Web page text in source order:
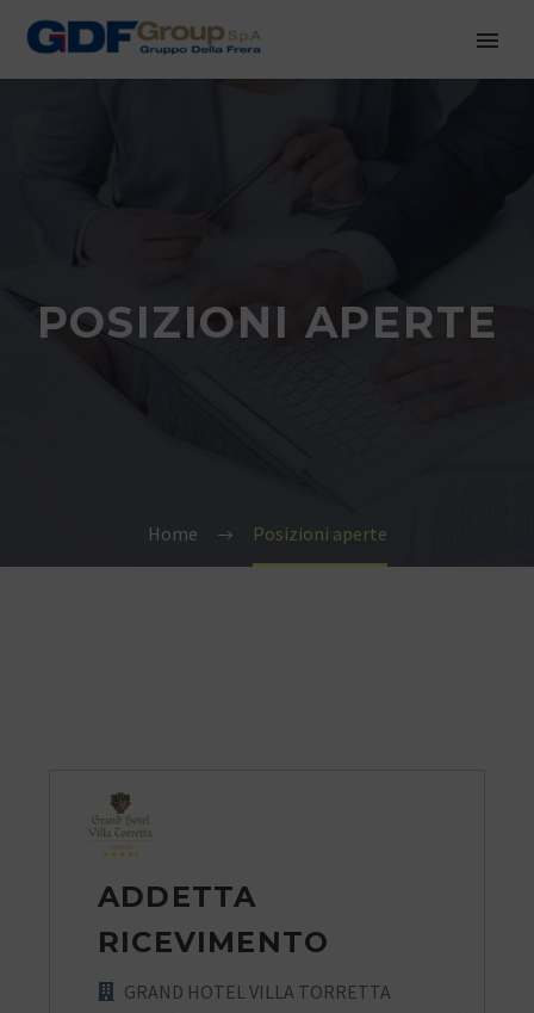
POSIZIONI APERTE
Home Posizioni aperte
ADDETTA
RICEVIMENTO
GRAND HOTEL VILLA TORRETTA